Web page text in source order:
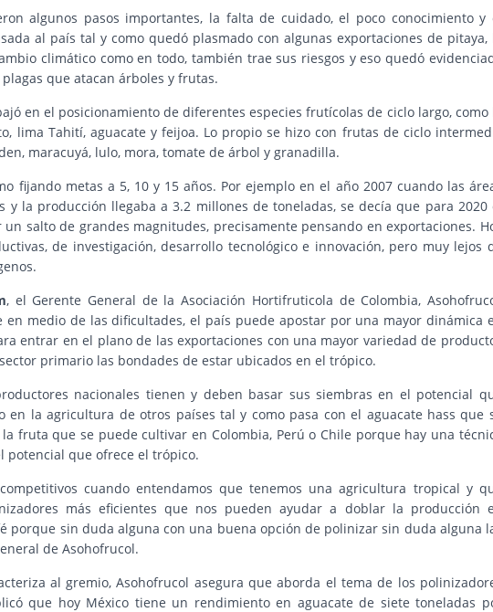
algunos pasos importantes, la falta de cuidado, el poco conocimiento y
al país tal y como quedó plasmado con algunas exportaciones de pitaya,
climático como en todo, también trae sus riesgos y eso quedó
que atacan árboles y frutas.
en el posicionamiento de diferentes especies frutícolas de ciclo largo, como
lima Tahití, aguacate y feijoa. Lo propio se hizo con frutas de ciclo
maracuyá, lulo, mora, tomate de árbol y granadilla.
fijando metas a 5, 10 y 15 años. Por ejemplo en el año 2007 cuando las
y la producción llegaba a 3.2 millones de toneladas, se decía que para 2020
salto de grandes magnitudes, precisamente pensando en exportaciones.
de investigación, desarrollo tecnológico e innovación, pero muy lejos
, el Gerente General de la Asociación Hortifruticola de Colombia,
en medio de las dificultades, el país puede apostar por una mayor dinámica
entrar en el plano de las exportaciones con una mayor variedad de
primario las bondades de estar ubicados en el trópico.
nacionales tienen y deben basar sus siembras en el potencial
la agricultura de otros países tal y como pasa con el aguacate hass que
fruta que se puede cultivar en Colombia, Perú o Chile porque hay una
potencial que ofrece el trópico.
cuando entendamos que tenemos una agricultura tropical y
más eficientes que nos pueden ayudar a doblar la producción
porque sin duda alguna con una buena opción de polinizar sin duda alguna
de Asohofrucol.
al gremio, Asohofrucol asegura que aborda el tema de los
que hoy México tiene un rendimiento en aguacate de siete toneladas